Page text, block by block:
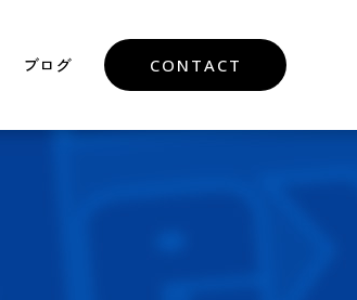
ブログ CONTACT